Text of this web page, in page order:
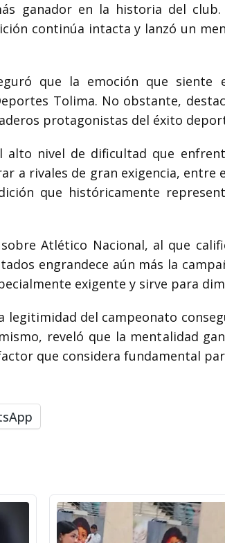
ganador en la historia del
continúa intacta y lanzó un
que la emoción que
Tolima. No obstante,
protagonistas del éxito
alto nivel de dificultad que
a rivales de gran exigencia, entre
que históricamente
Atlético Nacional, al que
engrandece aún más la
exigente y sirve para
legitimidad del campeonato
reveló que la mentalidad
que considera fundamental